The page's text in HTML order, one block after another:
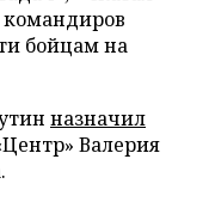
бойцам на
назначил
Валерия